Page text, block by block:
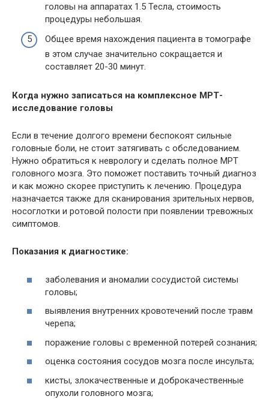
головы на аппаратах 1.5 Тесла, стоимость
процедуры небольшая.
Общее время нахождения пациента в томографе
в этом случае значительно сокращается и
составляет 20-30 минут.
Когда нужно записаться на комплексное МРТ-
исследование головы
Если в течение долгого времени беспокоят сильные
головные боли, не стоит затягивать с обследованием.
Нужно обратиться к неврологу и сделать полное МРТ
головного мозга. Это поможет поставить точный диагноз
и как можно скорее приступить к лечению. Процедура
назначается также для сканирования зрительных нервов,
носоглотки и ротовой полости при появлении тревожных
симптомов.
Показания к диагностике:
заболевания и аномалии сосудистой системы
головы;
выявления внутренних кровотечений после травм
черепа;
поражение головы с временной потерей сознания;
оценка состояния сосудов мозга после инсульта;
кисты, злокачественные и доброкачественные
опухоли головного мозга;